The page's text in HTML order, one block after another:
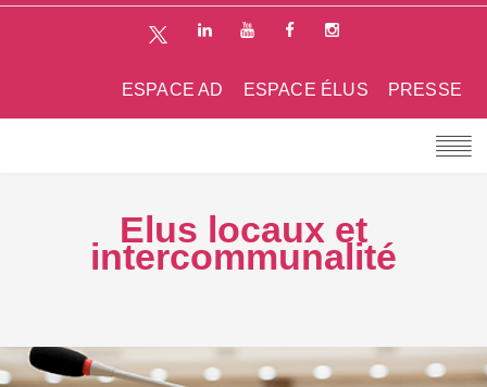
PRESSE
ESPACE ÉLUS
ESPACE AD
Elus locaux et
intercommunalité